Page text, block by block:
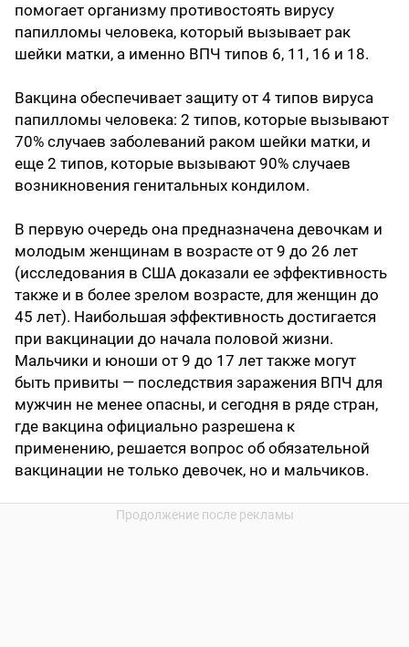
помогает организму противостоять вирусу
папилломы человека, который вызывает рак
шейки матки, а именно ВПЧ типов 6, 11, 16 и 18.
Вакцина обеспечивает защиту от 4 типов вируса
папилломы человека: 2 типов, которые вызывают
70% случаев заболеваний раком шейки матки, и
еще 2 типов, которые вызывают 90% случаев
возникновения генитальных кондилом.
В первую очередь она предназначена девочкам и
молодым женщинам в возрасте от 9 до 26 лет
(исследования в США доказали ее эффективность
также и в более зрелом возрасте, для женщин до
45 лет). Наибольшая эффективность достигается
при вакцинации до начала половой жизни.
Мальчики и юноши от 9 до 17 лет также могут
быть привиты — последствия заражения ВПЧ для
мужчин не менее опасны, и сегодня в ряде стран,
где вакцина официально разрешена к
применению, решается вопрос об обязательной
вакцинации не только девочек, но и мальчиков.